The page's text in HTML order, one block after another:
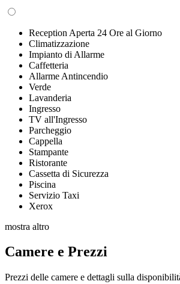
Reception Aperta 24 Ore al Giorno
Climatizzazione
Impianto di Allarme
Caffetteria
Allarme Antincendio
Verde
Lavanderia
Ingresso
TV all'Ingresso
Parcheggio
Cappella
Stampante
Ristorante
Cassetta di Sicurezza
Piscina
Servizio Taxi
Xerox
mostra altro
Camere e Prezzi
Prezzi delle camere e dettagli sulla